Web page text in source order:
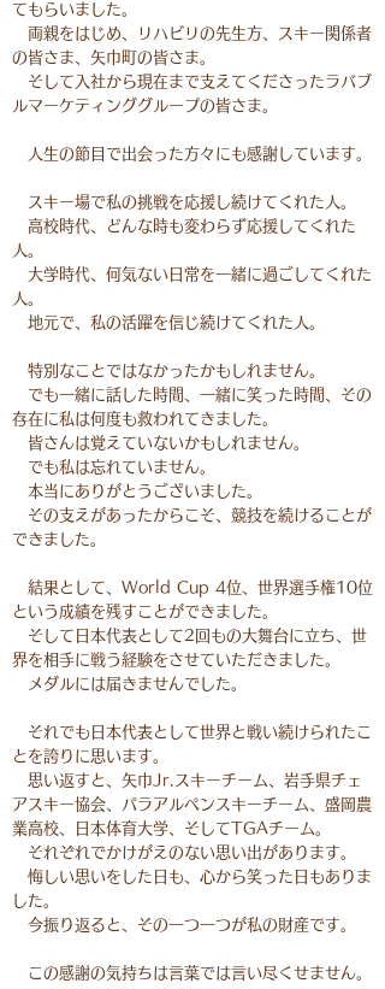
てもらいました。
両親をはじめ、リハビリの先生方、スキー関係者
の皆さま、矢巾町の皆さま。
そして入社から現在まで支えてくださったラバブ
ルマーケティンググループの皆さま。
人生の節目で出会った方々にも感謝しています。
スキー場で私の挑戦を応援し続けてくれた人。
高校時代、どんな時も変わらず応援してくれた
人。
大学時代、何気ない日常を一緒に過ごしてくれた
人。
地元で、私の活躍を信じ続けてくれた人。
特別なことではなかったかもしれません。
でも一緒に話した時間、一緒に笑った時間、その
存在に私は何度も救われてきました。
皆さんは覚えていないかもしれません。
でも私は忘れていません。
本当にありがとうございました。
その支えがあったからこそ、競技を続けることが
できました。
結果として、World Cup 4位、世界選手権10位
という成績を残すことができました。
そして日本代表として2回もの大舞台に立ち、世
界を相手に戦う経験をさせていただきました。
メダルには届きませんでした。
それでも日本代表として世界と戦い続けられたこ
とを誇りに思います。
思い返すと、矢巾Jr.スキーチーム、岩手県チェ
アスキー協会、パラアルペンスキーチーム、盛岡農
業高校、日本体育大学、そしてTGAチーム。
それぞれでかけがえのない思い出があります。
悔しい思いをした日も、心から笑った日もありま
した。
今振り返ると、その一つ一つが私の財産です。
この感謝の気持ちは言葉では言い尽くせません。